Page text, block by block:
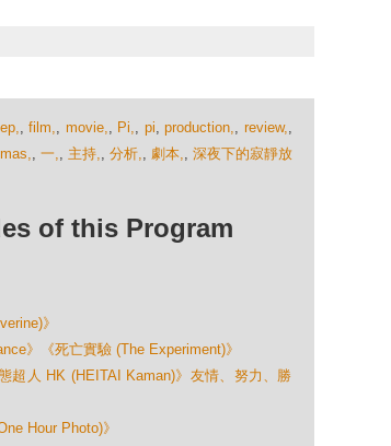
ep,,film,, movie,, Pi,, pi,production,, review,,
, 一,, 主持,, 分析,, 劇本,, 深夜下的寂靜放
of this Program
》
》《死亡實驗 (The Experiment)》
超人 HK (HEITAI Kaman)》友情、努力、勝
Hour Photo)》